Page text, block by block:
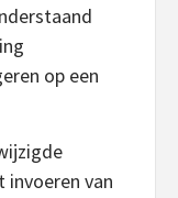
op een
van